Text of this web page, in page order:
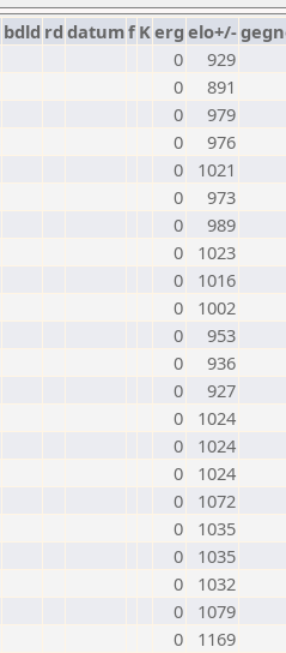
bdld rd datumf Kerg elo+/-
0
929
0
891
0
979
0
976
0
1021
0
973
0
989
0
1023
0
1016
0
1002
0
953
0
936
0
927
0
1024
0
1024
0
1024
0
1072
0
1035
0
1035
0
1032
0
1079
0
1169